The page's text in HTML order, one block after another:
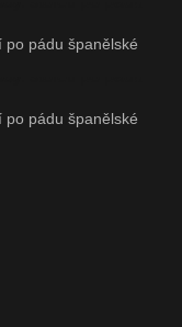
po pádu španělské
po pádu španělské